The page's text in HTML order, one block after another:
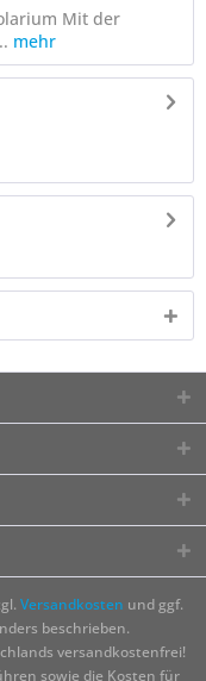
Mit der
mehr
Versandkosten und ggf.
beschrieben.
versandkostenfrei!
sowie die Kosten für